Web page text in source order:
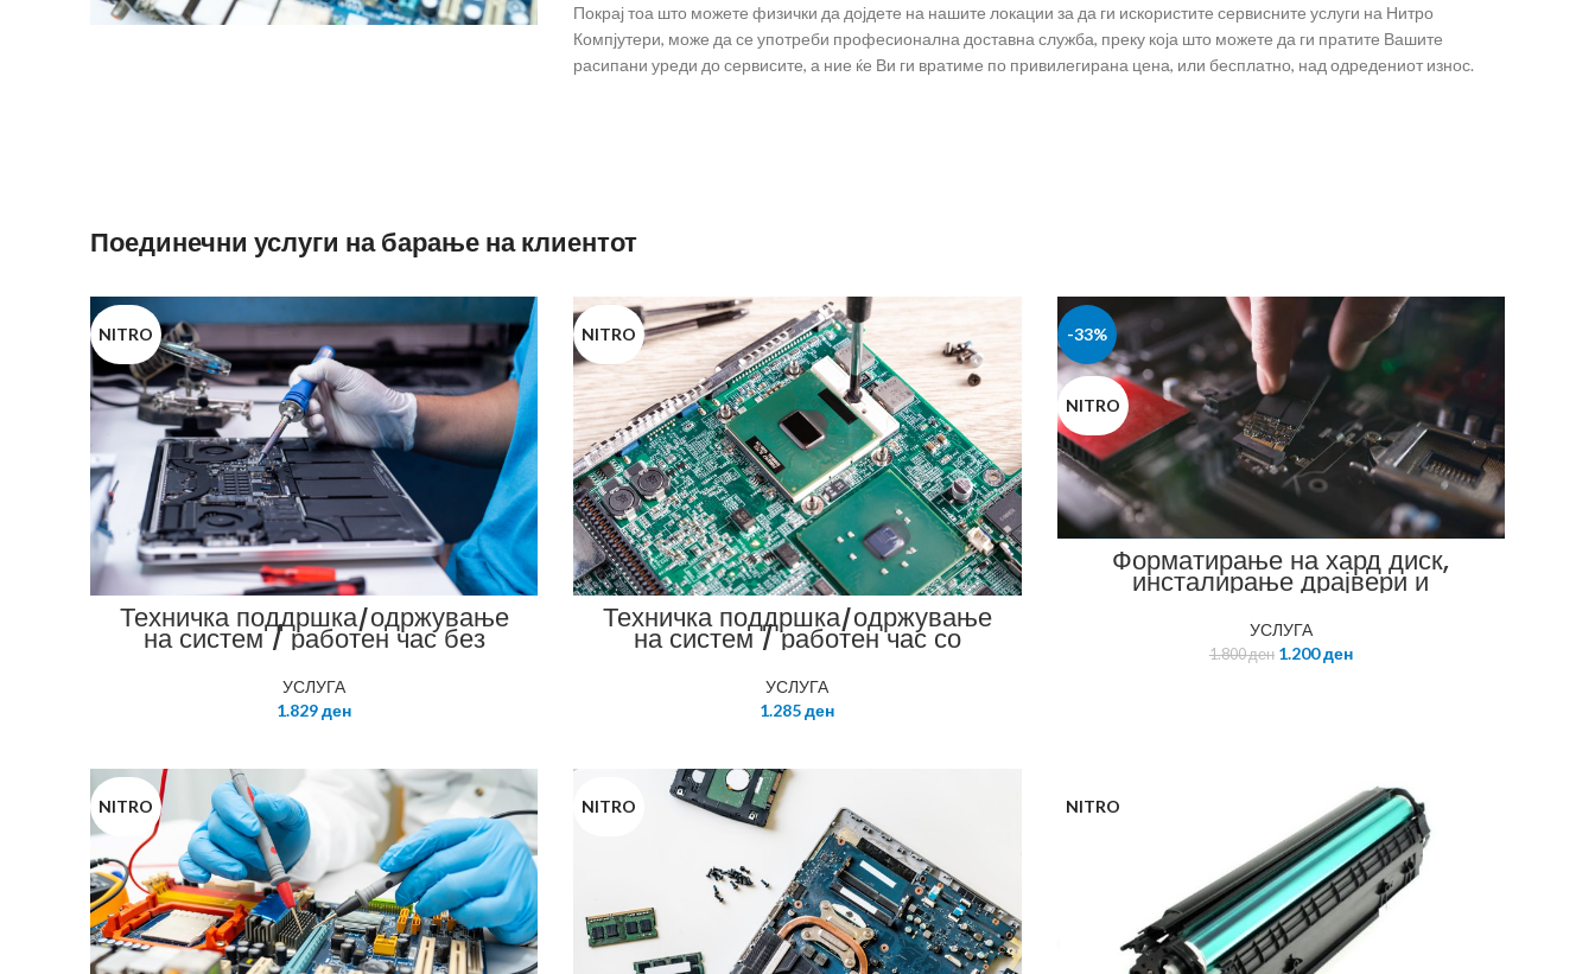
Покрај тоа што можете физички да дојдете на нашите локации за да ги искористите сервисните услуги на Нитро
Компјутери, може да се употреби професионална доставна служба, преку која што можете да ги пратите Вашите
расипани уреди до сервисите, а ние ќе Ви ги вратиме по привилегирана цена, или бесплатно, над одредениот износ.
Поединечни услуги на барање на клиентот
NITRO
Техничка поддршка/одржување
на систем / работен час без
договор за одржување
УСЛУГА
1.829ден
NITRO
Техничка поддршка/одржување
на систем / работен час со
договор за одржување
УСЛУГА
1.285ден
-33%
NITRO
Форматирање на хард диск,
инсталирање драјвери и
дозволени програми
УСЛУГА
1.800ден 1.200ден
NITRO NITRO NITRO